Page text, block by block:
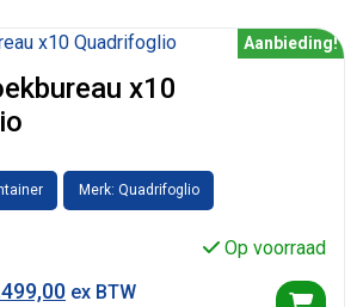
Aanbieding!
x10
Merk: Quadrifoglio
Op voorraad
prijs was: € 7.476,00.
Huidige prijs is: € 2.499,00.
ex BTW